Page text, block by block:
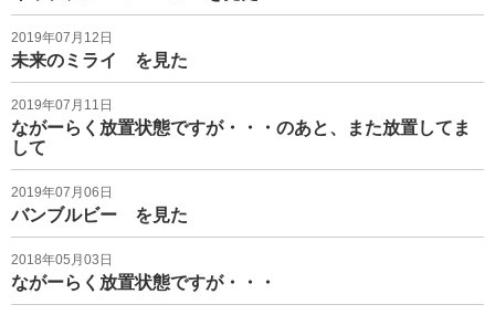
2019年07月12日
未来のミライ を見た
2019年07月11日
ながーらく放置状態ですが・・・のあと、また放置してま
して
2019年07月06日
バンブルビー を見た
2018年05月03日
ながーらく放置状態ですが・・・